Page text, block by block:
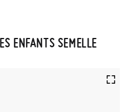
ENFANTS SEMELLE